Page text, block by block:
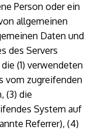
Person oder ein
allgemeinen
Daten und
des Servers
(1) verwendeten
vom zugreifenden
(3) die
System auf
Referrer), (4)